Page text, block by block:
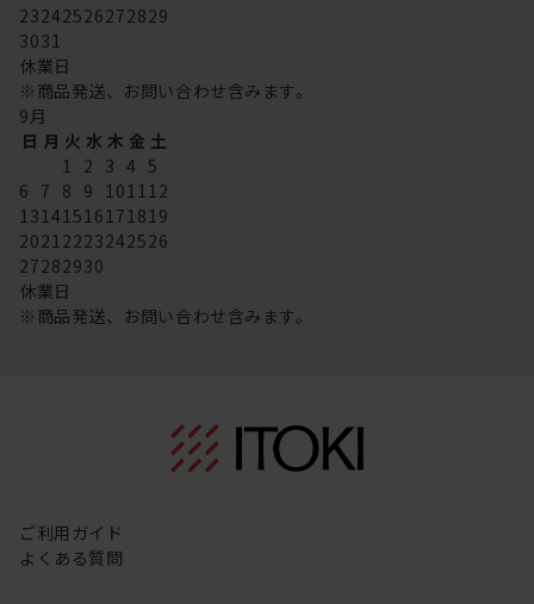
23242526272829
3031
休業日
※商品発送、お問い合わせ含みます。
9月
日 月 火 水 木 金 土
1 2 3 4 5
6 7 8 9 101112
13141516171819
20212223242526
27282930
休業日
※商品発送、お問い合わせ含みます。
ご利用ガイド
よくある質問